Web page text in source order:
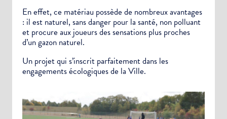
En effet, ce matériau possède de nombreux avantages
: il est naturel, sans danger pour la santé, non polluant
et procure aux joueurs des sensations plus proches
d’un gazon naturel.
Un projet qui s’inscrit parfaitement dans les
engagements écologiques de la Ville.